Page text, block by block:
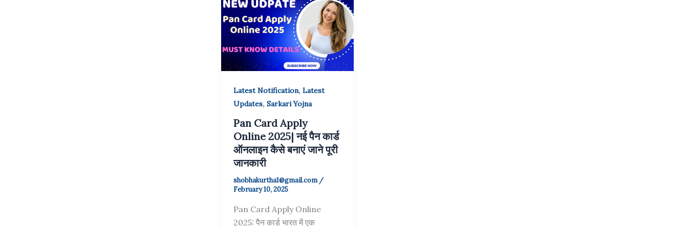
Latest Notification, Latest
Updates, Sarkari Yojna
Pan Card Apply
Online 2025| नई पैन कार्ड
ऑनलाइन कैसे बनाएं जाने पूरी
जानकारी
shobhakurtha1@gmail.com /
February 10, 2025
Pan Card Apply Online
2025: पैन कार्ड भारत में एक